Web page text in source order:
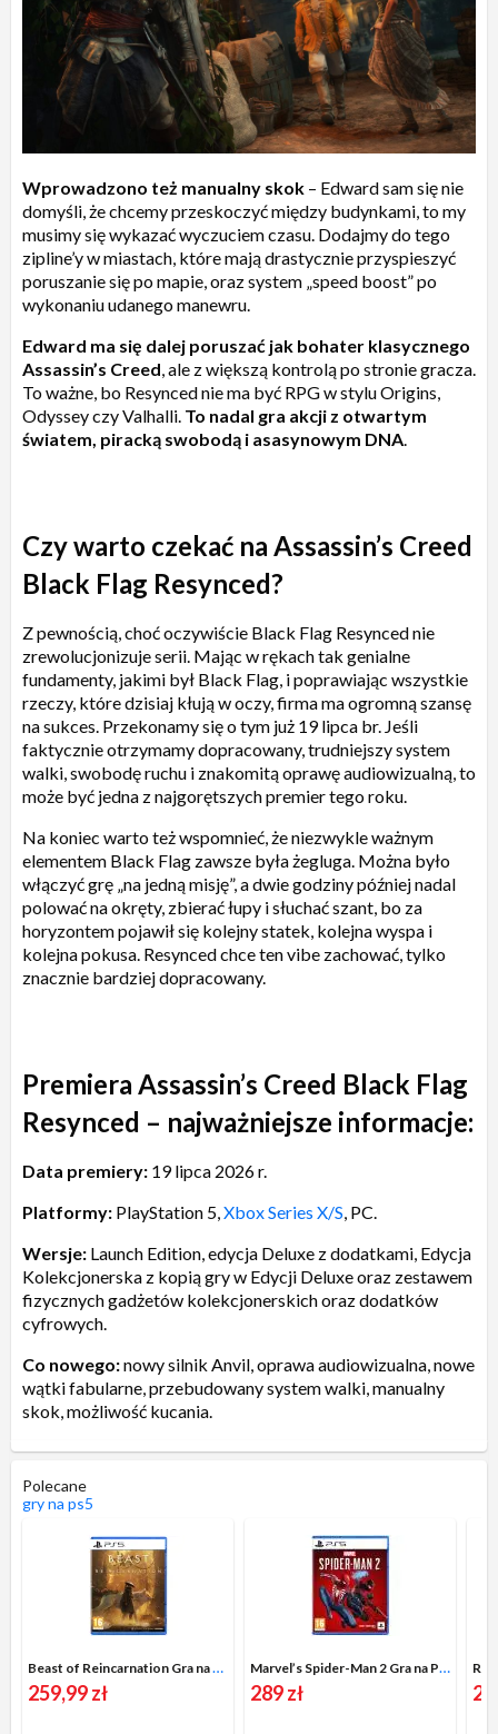
Wprowadzono też manualny skok – Edward sam się nie
domyśli, że chcemy przeskoczyć między budynkami, to my
musimy się wykazać wyczuciem czasu. Dodajmy do tego
zipline’y w miastach, które mają drastycznie przyspieszyć
poruszanie się po mapie, oraz system „speed boost” po
wykonaniu udanego manewru.
Edward ma się dalej poruszać jak bohater klasycznego
Assassin’s Creed , ale z większą kontrolą po stronie gracza.
To ważne, bo Resynced nie ma być RPG w stylu Origins,
Odyssey czy Valhalli. To nadal gra akcji z otwartym
światem, piracką swobodą i asasynowym DNA
Czy warto czekać na Assassin’s Creed
Black Flag Resynced?
Z pewnością, choć oczywiście Black Flag Resynced nie
zrewolucjonizuje serii. Mając w rękach tak genialne
fundamenty, jakimi był Black Flag, i poprawiając wszystkie
rzeczy, które dzisiaj kłują w oczy, firma ma ogromną szansę
na sukces. Przekonamy się o tym już 19 lipca br. Jeśli
faktycznie otrzymamy dopracowany, trudniejszy system
walki, swobodę ruchu i znakomitą oprawę audiowizualną, to
może być jedna z najgorętszych premier tego roku.
Na koniec warto też wspomnieć, że niezwykle ważnym
elementem Black Flag zawsze była żegluga. Można było
włączyć grę „na jedną misję”, a dwie godziny później nadal
polować na okręty, zbierać łupy i słuchać szant, bo za
horyzontem pojawił się kolejny statek, kolejna wyspa i
kolejna pokusa. Resynced chce ten vibe zachować, tylko
znacznie bardziej dopracowany.
Premiera Assassin’s Creed Black Flag
Resynced – najważniejsze informacje:
Data premiery: 19 lipca 2026 r.
Platformy: PlayStation 5, Xbox Series X/S , PC.
Wersje: Launch Edition, edycja Deluxe z dodatkami, Edycja
Kolekcjonerska z kopią gry w Edycji Deluxe oraz zestawem
fizycznych gadżetów kolekcjonerskich oraz dodatków
cyfrowych.
Co nowego:nowy silnik Anvil, oprawa audiowizualna, nowe
wątki fabularne, przebudowany system walki, manualny
skok, możliwość kucania.
Polecane
gry na ps5
Beast of Reincarnation Gra na PS5
259,99 zł
Marvel’s Spider-Man 2 Gra na PS5
289 zł